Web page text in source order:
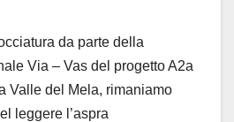
da parte della
Via – Vas del progetto A2a
Valle del Mela, rimaniamo
leggere l’aspra